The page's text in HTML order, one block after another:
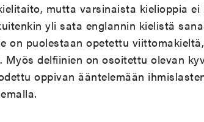
mutta varsinaista kielioppia ei
yli sata englannin kielistä
on puolestaan opetettu
Myös delfiinien on osoitettu olevan
oppivan ääntelemään